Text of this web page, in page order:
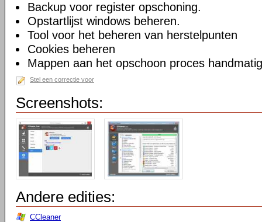
Backup voor register opschoning.
Opstartlijst windows beheren.
Tool voor het beheren van herstelpunten
Cookies beheren
Mappen aan het opschoon proces
Stel een correctie voor
Screenshots:
Andere edities:
CCleaner